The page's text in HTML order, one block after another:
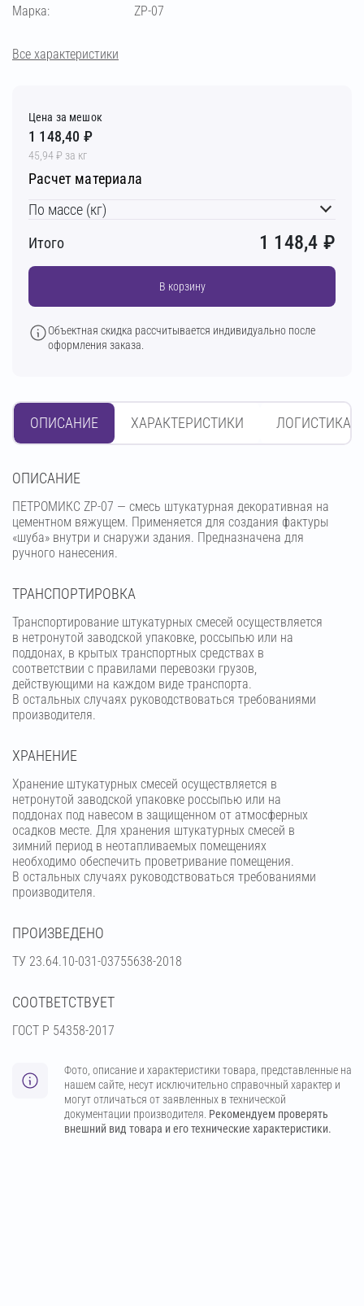
Марка:
ZP-07
Все характеристики
Цена за мешок
1 148,40 ₽
45,94 ₽ за кг
Расчет материала
По массе (кг)
Итого
1 148,4 ₽
В корзину
Объектная скидка рассчитывается индивидуально после
оформления заказа.
ОПИСАНИЕ ХАРАКТЕРИСТИКИ ЛОГИСТИКА
OПИСАНИЕ
ПЕТРОМИКС ZP-07 — смесь штукатурная декоративная на
цементном вяжущем. Применяется для создания фактуры
«шуба» внутри и снаружи здания. Предназначена для
ручного нанесения.
ТРАНСПОРТИРОВКА
Транспортирование штукатурных смесей осуществляется
в нетронутой заводской упаковке, россыпью или на
поддонах, в крытых транспортных средствах в
соответствии с правилами перевозки грузов,
действующими на каждом виде транспорта.
В остальных случаях руководствоваться требованиями
производителя.
ХРАНЕНИЕ
Хранение штукатурных смесей осуществляется в
нетронутой заводской упаковке россыпью или на
поддонах под навесом в защищенном от атмосферных
осадков месте. Для хранения штукатурных смесей в
зимний период в неотапливаемых помещениях
необходимо обеспечить проветривание помещения.
В остальных случаях руководствоваться требованиями
производителя.
ПРОИЗВЕДЕНО
ТУ 23.64.10-031-03755638-2018
СООТВЕТСТВУЕТ
ГОСТ Р 54358-2017
Фото, описание и характеристики товара, представленные на
нашем сайте, несут исключительно справочный характер и
могут отличаться от заявленных в технической
документации производителя. Рекомендуем проверять
внешний вид товара и его технические характеристики.